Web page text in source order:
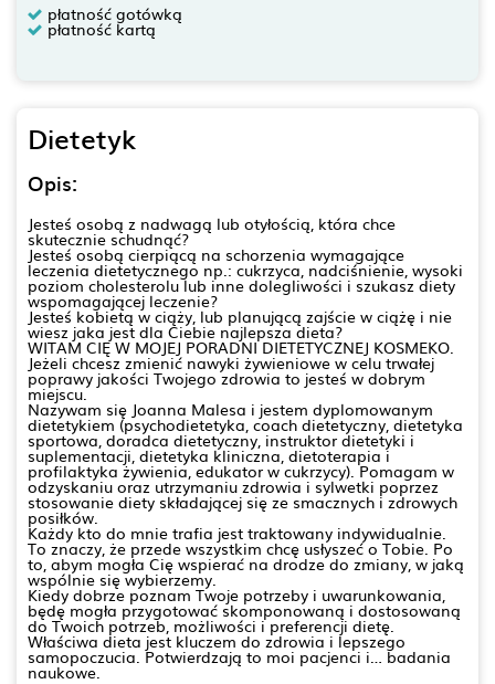
płatność gotówką
płatność kartą
Dietetyk
Opis:
Jesteś osobą z nadwagą lub otyłością, która chce
skutecznie schudnąć?
Jesteś osobą cierpiącą na schorzenia wymagające
leczenia dietetycznego np.: cukrzyca, nadciśnienie, wysoki
poziom cholesterolu lub inne dolegliwości i szukasz diety
wspomagającej leczenie?
Jesteś kobietą w ciąży, lub planującą zajście w ciążę i nie
wiesz jaka jest dla Ciebie najlepsza dieta?
WITAM CIĘ W MOJEJ PORADNI DIETETYCZNEJ KOSMEKO.
Jeżeli chcesz zmienić nawyki żywieniowe w celu trwałej
poprawy jakości Twojego zdrowia to jesteś w dobrym
miejscu.
Nazywam się Joanna Malesa i jestem dyplomowanym
dietetykiem (psychodietetyka, coach dietetyczny, dietetyka
sportowa, doradca dietetyczny, instruktor dietetyki i
suplementacji, dietetyka kliniczna, dietoterapia i
profilaktyka żywienia, edukator w cukrzycy). Pomagam w
odzyskaniu oraz utrzymaniu zdrowia i sylwetki poprzez
stosowanie diety składającej się ze smacznych i zdrowych
posiłków.
Każdy kto do mnie trafia jest traktowany indywidualnie.
To znaczy, że przede wszystkim chcę usłyszeć o Tobie. Po
to, abym mogła Cię wspierać na drodze do zmiany, w jaką
wspólnie się wybierzemy.
Kiedy dobrze poznam Twoje potrzeby i uwarunkowania,
będę mogła przygotować skomponowaną i dostosowaną
do Twoich potrzeb, możliwości i preferencji dietę.
Właściwa dieta jest kluczem do zdrowia i lepszego
samopoczucia. Potwierdzają to moi pacjenci i… badania
naukowe.